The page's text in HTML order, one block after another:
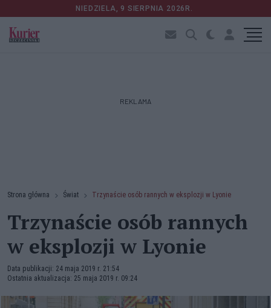
NIEDZIELA, 9 SIERPNIA 2026R.
REKLAMA
Strona główna Świat Trzynaście osób rannych w eksplozji w Lyonie
Trzynaście osób rannych
w eksplozji w Lyonie
Data publikacji: 24 maja 2019 r. 21:54
Ostatnia aktualizacja: 25 maja 2019 r. 09:24